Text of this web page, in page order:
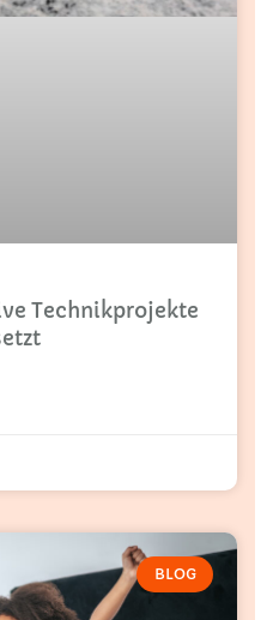
Technikprojekte
BLOG